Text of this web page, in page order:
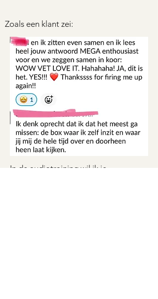
Zoals een klant zei:
In de audiotraining wil ik je